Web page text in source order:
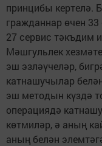
принцибы кертелә.
гражданнар өчен
27 сервис тәкъдим
Мәшгульлек
эш эзләүчеләр,
катнашучылар
эш методын күздә
операциядә
көтмиләр, ә аның
аның белән